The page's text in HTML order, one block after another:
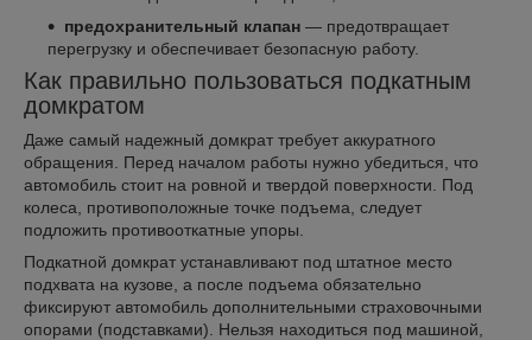
предохранительный клапан — предотвращает
перегрузку и обеспечивает безопасную работу.
Как правильно пользоваться подкатным
домкратом
Даже самый надежный домкрат требует аккуратного
обращения. Перед началом работы нужно убедиться, что
автомобиль стоит на ровной и твердой поверхности. Под
колеса, противоположные точке подъема, следует
подложить противооткатные упоры.
Подкатной домкрат устанавливают под штатное место
подхвата на кузове, а после подъема обязательно
фиксируют автомобиль дополнительными страховочными
опорами (подставками). Нельзя находиться под машиной,